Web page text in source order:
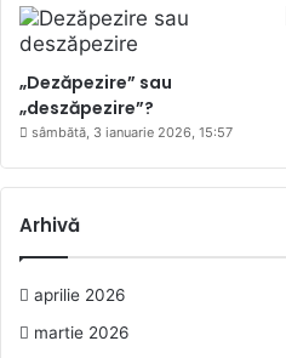
„Dezăpezire” sau
„deszăpezire”?
sâmbătă, 3 ianuarie 2026, 15:57
Arhivă
aprilie 2026
martie 2026